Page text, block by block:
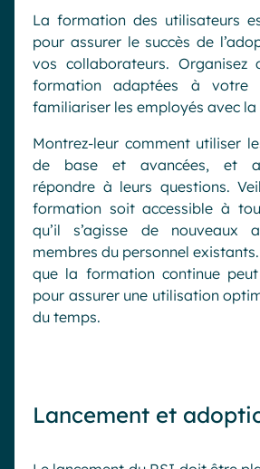
La formation des utilisateurs
pour assurer le succès de
vos collaborateurs. Organisez
formation adaptées à votre
familiariser les employés avec
Montrez-leur comment utiliser
de base et avancées, et
répondre à leurs questions.
formation soit accessible à
qu’il s’agisse de nouveaux
membres du personnel
que la formation continue
pour assurer une utilisation
du temps.
Lancement et